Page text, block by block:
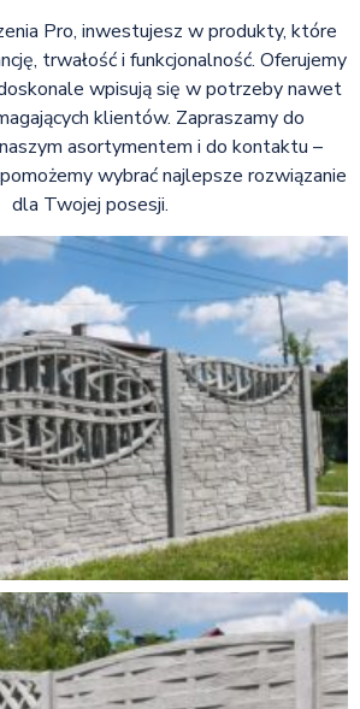
Pro, inwestujesz w produkty, które
trwałość i funkcjonalność. Oferujemy
wpisują się w potrzeby nawet
klientów. Zapraszamy do
asortymentem i do kontaktu –
wybrać najlepsze rozwiązanie
dla Twojej posesji.